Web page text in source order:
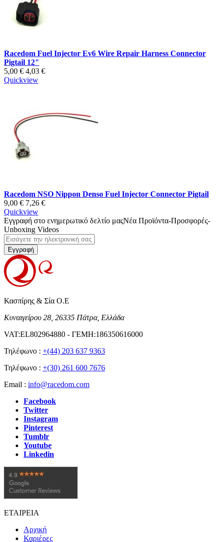
Racedom Fuel Injector Ev6 Wire Repair Harness Connector
Pigtail 12"
5,00 € 4,03 €
Quickview
Racedom NSO Nippon Denso Fuel Injector Connector Pigtail
9,00 € 7,26 €
Quickview
Εγγραφή στο ενημερωτικό δελτίο μαςΝέα Προϊόντα-Προσφορές-
Unboxing Videos
Εγγραφή
Κασπίρης & Σία Ο.Ε
Κυναιγείρου 28, 26335 Πάτρα, Ελλάδα
VAT:EL802964880 - ΓΕΜΗ:186350616000
Τηλέφωνο : +(44) 203 637 9363
Τηλέφωνο : +(30) 261 600 7676
Email : info@racedom.com
Facebook
Twitter
Instagram
Pinterest
Tumblr
Youtube
Linkedin
ΕΤΑΙΡΕΙΑ
Αρχική
Καριέρες